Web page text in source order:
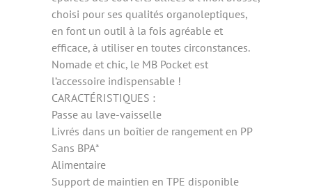
choisi pour ses qualités organoleptiques,
en font un outil à la fois agréable et
efficace, à utiliser en toutes circonstances.
Nomade et chic, le MB Pocket est
l’accessoire indispensable !
CARACTÉRISTIQUES :
Passe au lave-vaisselle
Livrés dans un boîtier de rangement en PP
Sans BPA*
Alimentaire
Support de maintien en TPE disponible